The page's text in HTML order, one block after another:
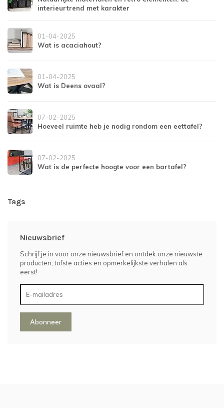
interieurtrend met karakter
01-04-2025
Wat is acaciahout?
01-04-2025
Wat is Deens ovaal?
07-02-2025
Hoeveel ruimte heb je nodig rondom een eettafel?
07-02-2025
Wat is de perfecte hoogte voor een bartafel?
Tags
Nieuwsbrief
Schrijf je in voor onze nieuwsbrief en ontdek onze nieuwste
producten, tofste acties en opmerkelijkste verhalen als
eerst!
Abonneer